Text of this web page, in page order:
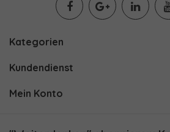
Kategorien
Kundendienst
Mein Konto